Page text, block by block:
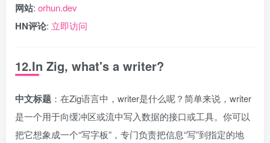
网站: orhun.dev
HN评论: 立即访问
12.In Zig, what's a writer?
中文标题 ：在Zig语言中，writer是什么呢？简单来说，writer
是一个用于向缓冲区或流中写入数据的接口或工具。你可以
把它想象成一个“写字板”，专门负责把信息“写”到指定的地